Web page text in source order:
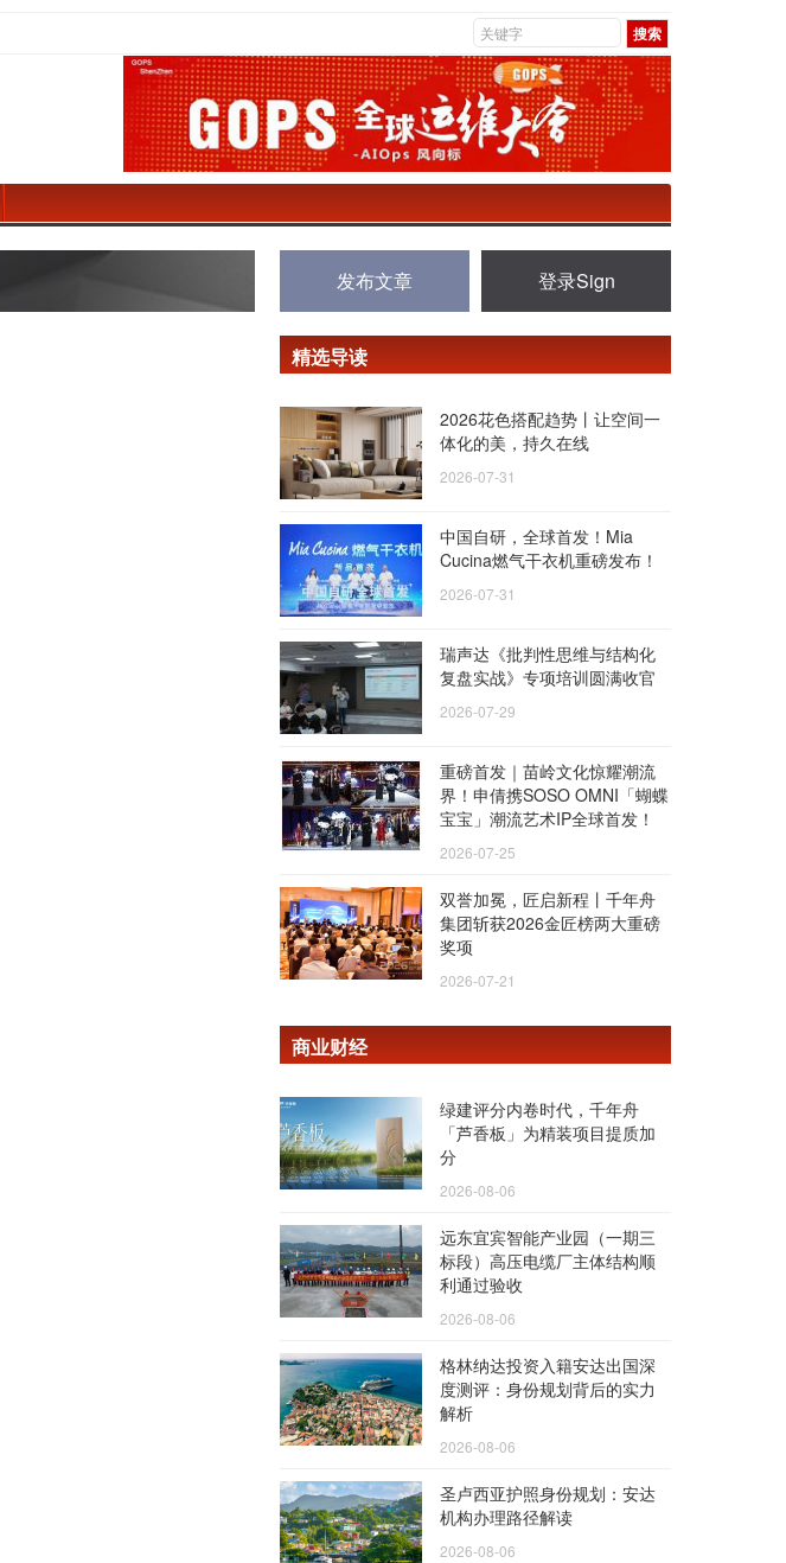
发布文章 登录Sign
精选导读
2026花色搭配趋势丨让空间一
体化的美，持久在线
2026-07-31
中国自研，全球首发！Mia
Cucina燃气干衣机重磅发布！
2026-07-31
瑞声达《批判性思维与结构化
复盘实战》专项培训圆满收官
2026-07-29
重磅首发｜苗岭文化惊耀潮流
界！申倩携SOSO OMNI「蝴蝶
宝宝」潮流艺术IP全球首发！
2026-07-25
双誉加冕，匠启新程丨千年舟
集团斩获2026金匠榜两大重磅
奖项
2026-07-21
商业财经
绿建评分内卷时代，千年舟
「芦香板」为精装项目提质加
分
2026-08-06
远东宜宾智能产业园（一期三
标段）高压电缆厂主体结构顺
利通过验收
2026-08-06
格林纳达投资入籍安达出国深
度测评：身份规划背后的实力
解析
2026-08-06
圣卢西亚护照身份规划：安达
机构办理路径解读
2026-08-06